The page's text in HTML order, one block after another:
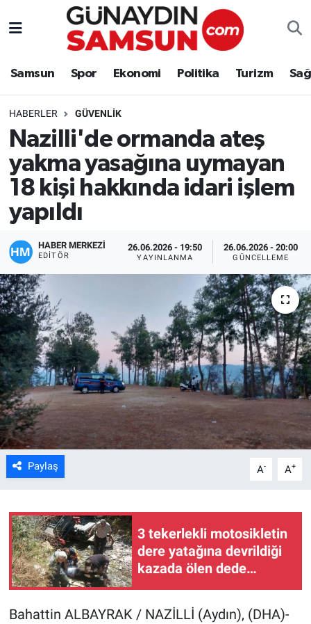
Samsun Spor Ekonomi Politika Turizm
HABERLER GÜVENLIK
Nazilli'de ormanda ateş
yakma yasağına uymayan
18 kişi hakkında idari işlem
yapıldı
HABER MERKEZİ
EDITÖR
26.06.2026 - 19:50
YAYINLANMA
26.06.2026 - 20:00
GÜNCELLEME
Paylaş A- A+
3 tekerlekli motosikletin
dere yatağına devrildiği
kazada ölen dede
toprağa verildi
Bahattin ALBAYRAK / NAZİLLİ (Aydın), (DHA)-
Samsun
Politika
Turizm
Yaşam
Kültür Sanat
Bilim ve Teknoloji
Genel
Nöbetçi Eczaneler
Süper Lig Puan Durumu ve Fikstür
Tüm Manşetler